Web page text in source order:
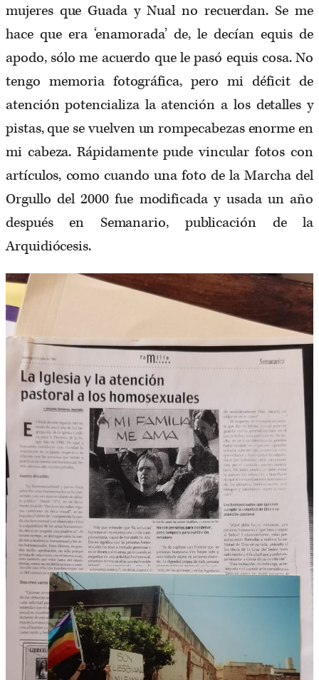
mujeres que Guada y Nual no recuerdan. Se me
hace que era ‘enamorada’ de, le decían equis de
apodo, sólo me acuerdo que le pasó equis cosa. No
tengo memoria fotográfica, pero mi déficit de
atención potencializa la atención a los detalles y
pistas, que se vuelven un rompecabezas enorme en
mi cabeza. Rápidamente pude vincular fotos con
artículos, como cuando una foto de la Marcha del
Orgullo del 2000 fue modificada y usada un año
después en Semanario, publicación de la
Arquidiócesis.